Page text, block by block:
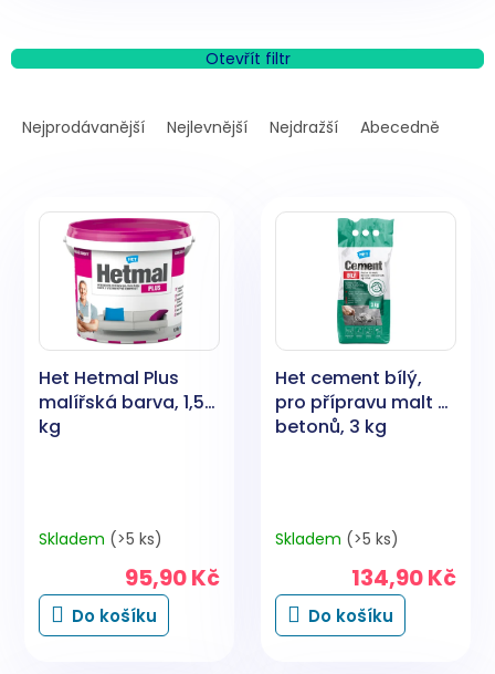
Otevřít filtr
aNejprodávanější Nejlevnější Nejdražší Abecedně
Het Hetmal Plus
malířská barva, 1,5
kg
Skladem (>5 ks)
95,90 Kč
Do košíku
Het cement bílý,
pro přípravu malt a
betonů, 3 kg
Skladem (>5 ks)
134,90 Kč
Do košíku